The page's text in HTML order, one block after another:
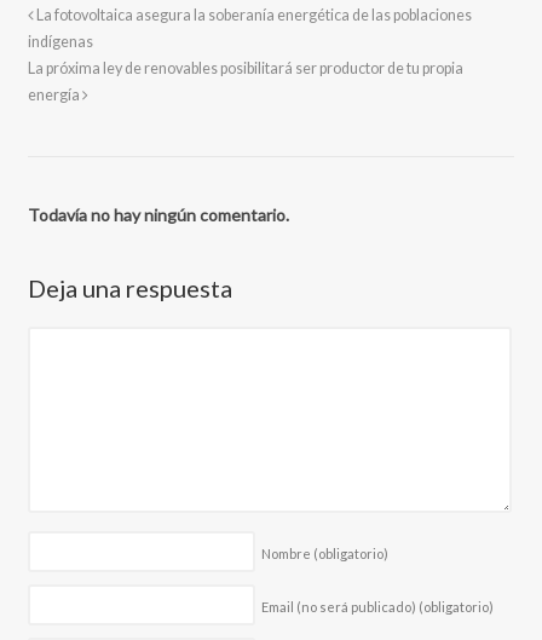
La fotovoltaica asegura la soberanía energética de las poblaciones
indígenas
La próxima ley de renovables posibilitará ser productor de tu propia
energía
Todavía no hay ningún comentario.
Deja una respuesta
Nombre (obligatorio)
Email (no será publicado) (obligatorio)